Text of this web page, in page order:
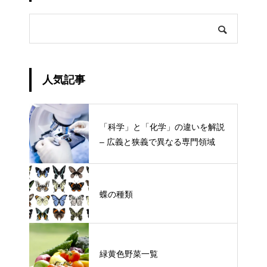
人気記事
「科学」と「化学」の違いを解説
– 広義と狭義で異なる専門領域
蝶の種類
緑黄色野菜一覧